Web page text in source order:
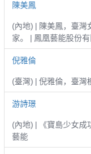
陳美鳳
(內地) | 陳美鳳，臺灣
家。 | 鳳凰藝能股份有
倪雅倫
(臺灣) | 倪雅倫，臺灣
游詩璟
(內地) | 《寶島少女成
藝能